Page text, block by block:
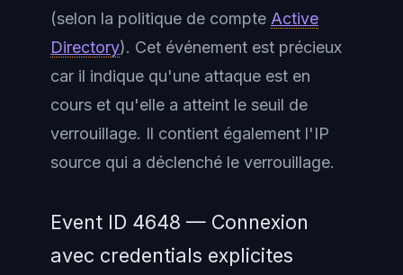
(selon la politique de compte Active
Directory). Cet événement est précieux
car il indique qu'une attaque est en
cours et qu'elle a atteint le seuil de
verrouillage. Il contient également l'IP
source qui a déclenché le verrouillage.
Event ID 4648 — Connexion
avec credentials explicites